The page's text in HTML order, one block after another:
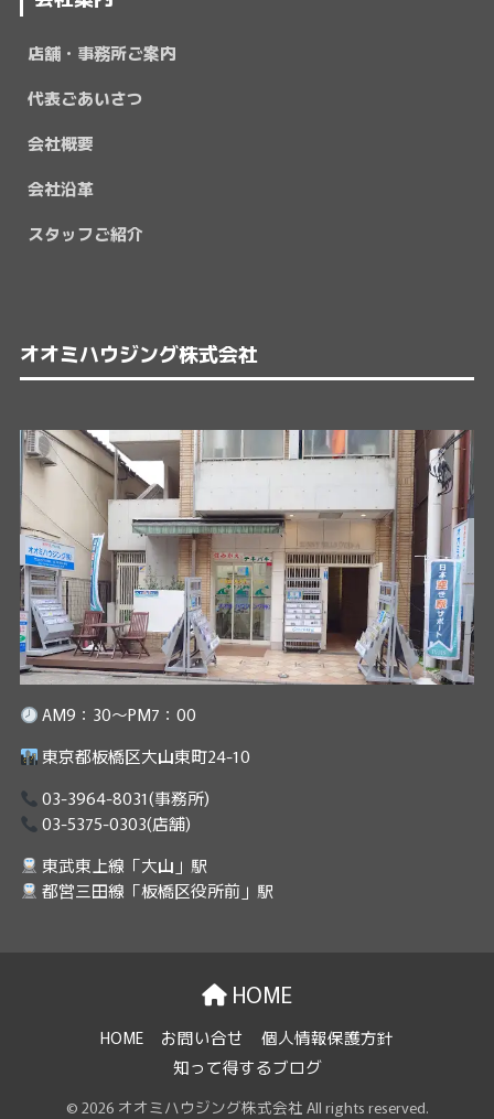
店舗・事務所ご案内
代表ごあいさつ
会社概要
会社沿革
スタッフご紹介
オオミハウジング株式会社
AM9：30～PM7：00
東京都板橋区大山東町24-10
03-3964-8031(事務所)
03-5375-0303(店舗)
東武東上線「大山」駅
都営三田線「板橋区役所前」駅
HOME
HOME お問い合せ
個人情報保護方針
知って得するブログ
© 2026 オオミハウジング株式会社 All rights reserved.